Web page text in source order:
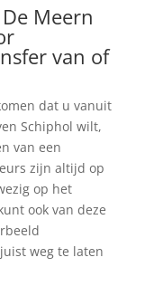
Meern
van of
dat u vanuit
Schiphol wilt,
van een
zijn altijd op
op het
ook van deze
weg te laten